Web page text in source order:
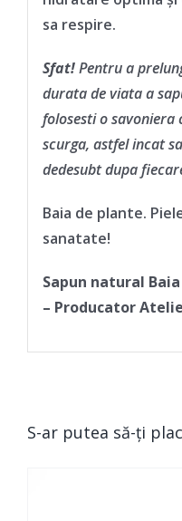
sa respire.
Sfat!Pentru a
durata de viata a
folosesti o savoniera
scurga, astfel incat
dedesubt dupa
Baia de plante.
sanatate!
Sapun natural
– Producator
S-ar putea să-ți